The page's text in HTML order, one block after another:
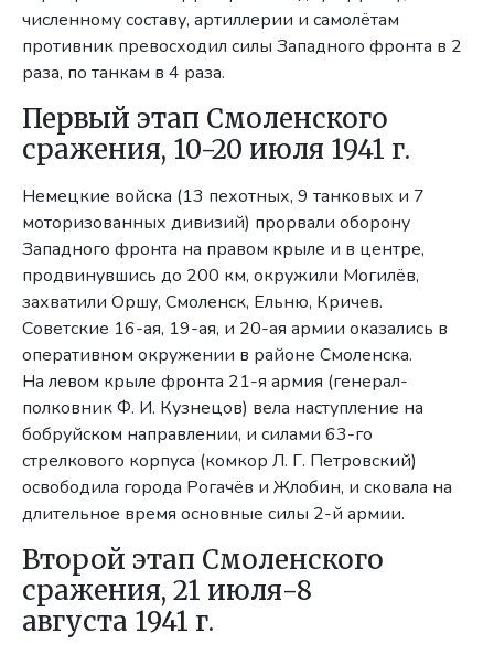
численному составу, артиллерии и самолётам
противник превосходил силы Западного фронта в 2
раза, по танкам в 4 раза.
Первый этап Смоленского
сражения, 10-20 июля 1941 г.
Немецкие войска (13 пехотных, 9 танковых и 7
моторизованных дивизий) прорвали оборону
Западного фронта на правом крыле и в центре,
продвинувшись до 200 км, окружили Могилёв,
захватили Оршу, Смоленск, Ельню, Кричев.
Советские 16-ая, 19-ая, и 20-ая армии оказались в
оперативном окружении в районе Смоленска.
На левом крыле фронта 21-я армия (генерал-
полковник Ф. И. Кузнецов) вела наступление на
бобруйском направлении, и силами 63-го
стрелкового корпуса (комкор Л. Г. Петровский)
освободила города Рогачёв и Жлобин, и сковала на
длительное время основные силы 2-й армии.
Второй этап Смоленского
сражения, 21 июля-8
августа 1941 г.